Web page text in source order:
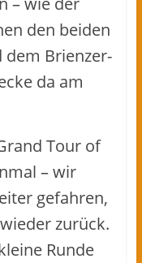
den beiden
dem Brienzer-
da am
Tour of
– wir
gefahren,
zurück.
Runde